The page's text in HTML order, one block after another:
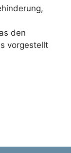
Sport.
den
vorgestellt